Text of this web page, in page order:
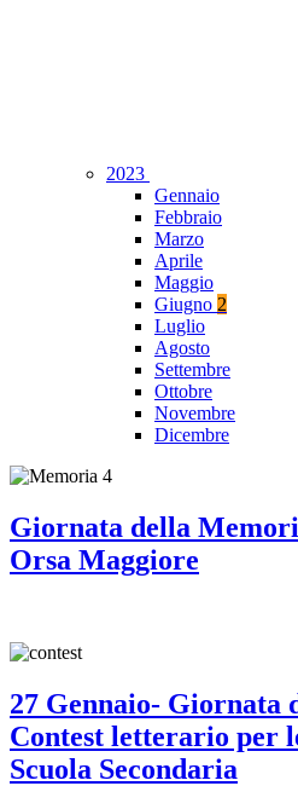
2023
Gennaio
Febbraio
Marzo
Aprile
Maggio
Giugno 2
Luglio
Agosto
Settembre
Ottobre
Novembre
Dicembre
Giornata della
Orsa Maggiore
27 Gennaio- Giornata
Contest letterario per
Scuola Secondaria